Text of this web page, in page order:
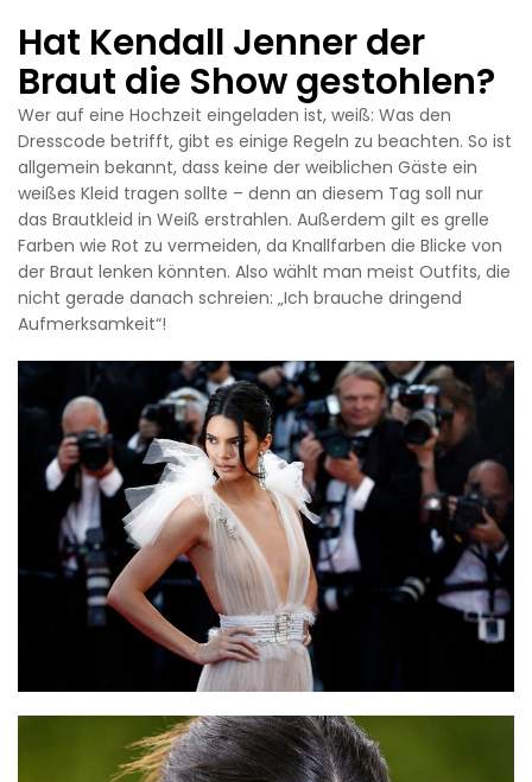
Hat Kendall Jenner der
Braut die Show gestohlen?
Wer auf eine Hochzeit eingeladen ist, weiß: Was den
Dresscode betrifft, gibt es einige Regeln zu beachten. So ist
allgemein bekannt, dass keine der weiblichen Gäste ein
weißes Kleid tragen sollte – denn an diesem Tag soll nur
das Brautkleid in Weiß erstrahlen. Außerdem gilt es grelle
Farben wie Rot zu vermeiden, da Knallfarben die Blicke von
der Braut lenken könnten. Also wählt man meist Outfits, die
nicht gerade danach schreien: „Ich brauche dringend
Aufmerksamkeit“!